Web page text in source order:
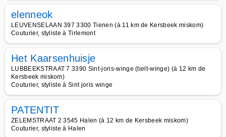
elenneok
LEUVENSELAAN 397 3300 Tienen (à 11 km de Kersbeek miskom)
Couturier, styliste à Tirlemont
Het Kaarsenhuisje
LUBBEEKSTRAAT 7 3390 Sint-joris-winge (tielt-winge) (à 12 km de
Kersbeek miskom)
Couturier, styliste à Sint joris winge
PATENTIT
ZELEMSTRAAT 2 3545 Halen (à 12 km de Kersbeek miskom)
Couturier, styliste à Halen